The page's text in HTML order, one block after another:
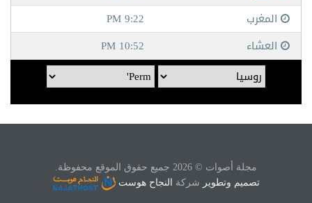
مجلة أصوات © 2026 جميع حقوق الموقع محفوظة.
تصميم وتطوير شركة النجاح هوست